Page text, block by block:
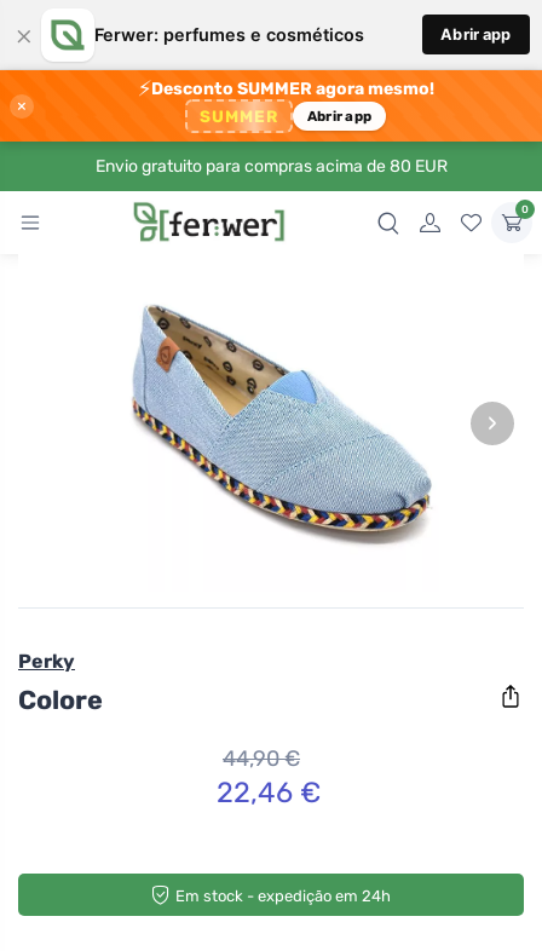
× Ferwer: perfumes e cosméticos Abrir app
×
⚡Desconto SUMMER agora mesmo!
SUMMER Abrir app
Envio gratuito para compras acima de 80 EUR
0
›
Perky
Colore
44,90 €
22,46 €
Em stock - expedição em 24h